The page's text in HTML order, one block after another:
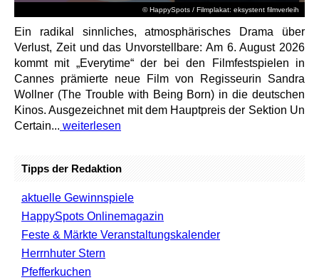
© HappySpots / Filmplakat: eksystent filmverleih
Ein radikal sinnliches, atmosphärisches Drama über
Verlust, Zeit und das Unvorstellbare: Am 6. August 2026
kommt mit „Everytime“ der bei den Filmfestspielen in
Cannes prämierte neue Film von Regisseurin Sandra
Wollner (The Trouble with Being Born) in die deutschen
Kinos. Ausgezeichnet mit dem Hauptpreis der Sektion Un
Certain... weiterlesen
Tipps der Redaktion
aktuelle Gewinnspiele
HappySpots Onlinemagazin
Feste & Märkte Veranstaltungskalender
Herrnhuter Stern
Pfefferkuchen